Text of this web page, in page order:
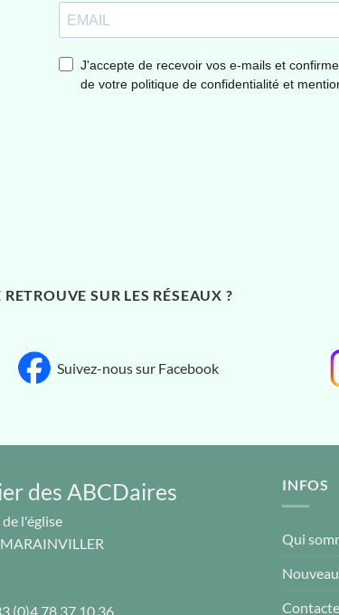
RETROUVE SUR LES RÉSEAUX ?
Suivez-nous sur Facebook
des ABCDaires
l'église
MARAINVILLER
(0)4 78 37 10 36
INFOS
Qui